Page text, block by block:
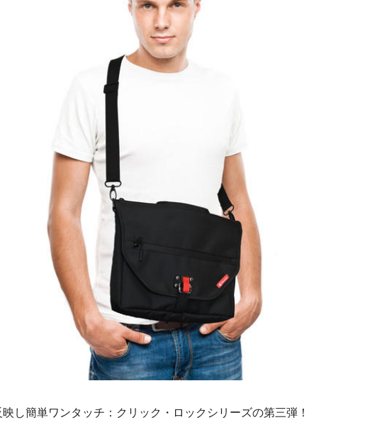
し簡単ワンタッチ：クリック・ロックシリーズの第三弾！